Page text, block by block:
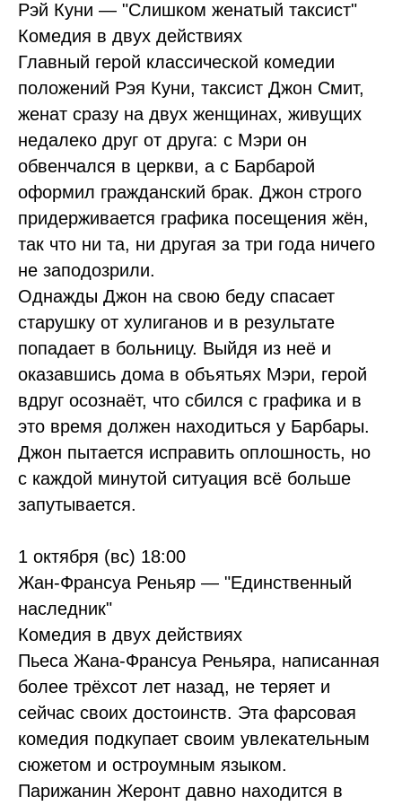
Рэй Куни — "Слишком женатый таксист"
Комедия в двух действиях
Главный герой классической комедии
положений Рэя Куни, таксист Джон Смит,
женат сразу на двух женщинах, живущих
недалеко друг от друга: с Мэри он
обвенчался в церкви, а с Барбарой
оформил гражданский брак. Джон строго
придерживается графика посещения жён,
так что ни та, ни другая за три года ничего
не заподозрили.
Однажды Джон на свою беду спасает
старушку от хулиганов и в результате
попадает в больницу. Выйдя из неё и
оказавшись дома в объятьях Мэри, герой
вдруг осознаёт, что сбился с графика и в
это время должен находиться у Барбары.
Джон пытается исправить оплошность, но
с каждой минутой ситуация всё больше
запутывается.
1 октября (вс) 18:00
Жан-Франсуа Реньяр — "Единственный
наследник"
Комедия в двух действиях
Пьеса Жана-Франсуа Реньяра, написанная
более трёхсот лет назад, не теряет и
сейчас своих достоинств. Эта фарсовая
комедия подкупает своим увлекательным
сюжетом и остроумным языком.
Парижанин Жеронт давно находится в